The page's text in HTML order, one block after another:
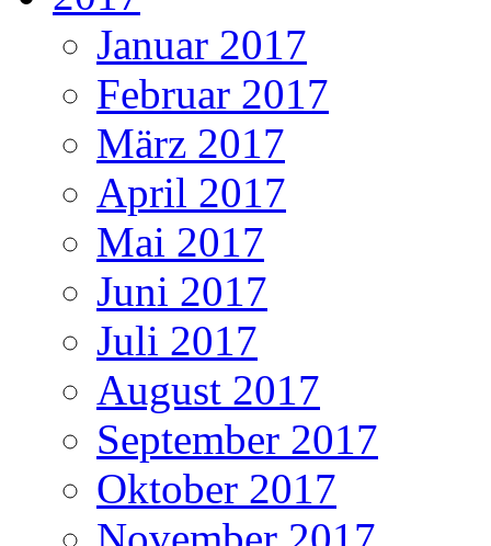
Januar 2017
Februar 2017
März 2017
April 2017
Mai 2017
Juni 2017
Juli 2017
August 2017
September 2017
Oktober 2017